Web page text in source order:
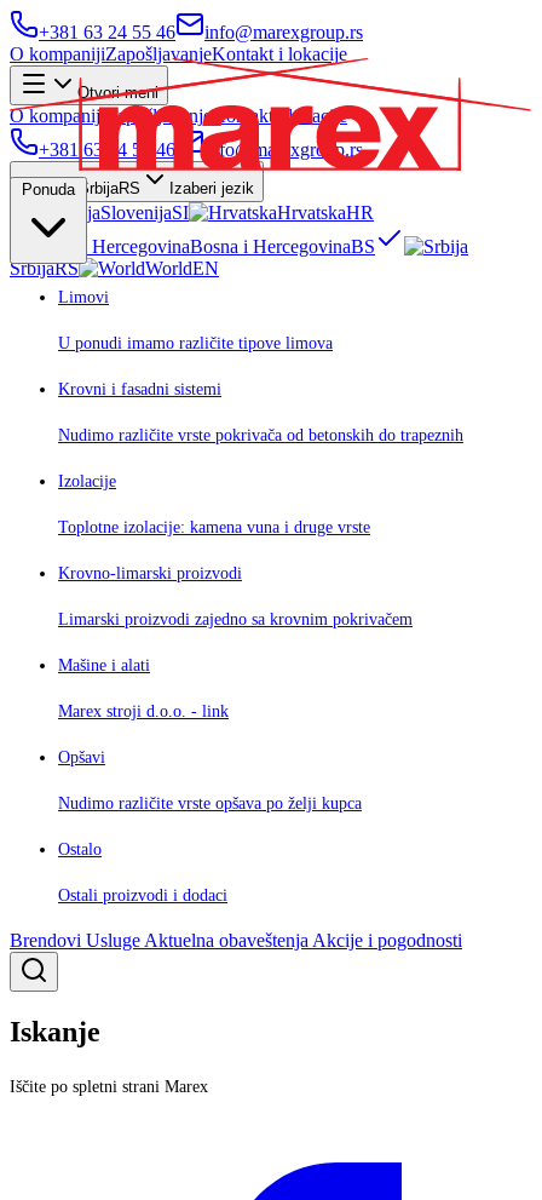
+381 63 24 55 46
info@marexgroup.rs
O kompanijiZapošljavanjeKontakt i lokacije
Otvori meni
O kompaniji ZapošljavanjeKontakt i lokacije
+381 63 24 55 46
info@marexgroup.rs
SrbijaRS Izaberi jezik
SlovenijaSI HrvatskaHR
Bosna i HercegovinaBS
SrbijaRS WorldEN
Ponuda
Limovi
U ponudi imamo različite tipove limova
Krovni i fasadni sistemi
Nudimo različite vrste pokrivača od betonskih do trapeznih
Izolacije
Toplotne izolacije: kamena vuna i druge vrste
Krovno-limarski proizvodi
Limarski proizvodi zajedno sa krovnim pokrivačem
Mašine i alati
Marex stroji d.o.o. - link
Opšavi
Nudimo različite vrste opšava po želji kupca
Ostalo
Ostali proizvodi i dodaci
Brendovi Usluge Aktuelna obaveštenja Akcije i pogodnosti
Iskanje
Iščite po spletni strani Marex